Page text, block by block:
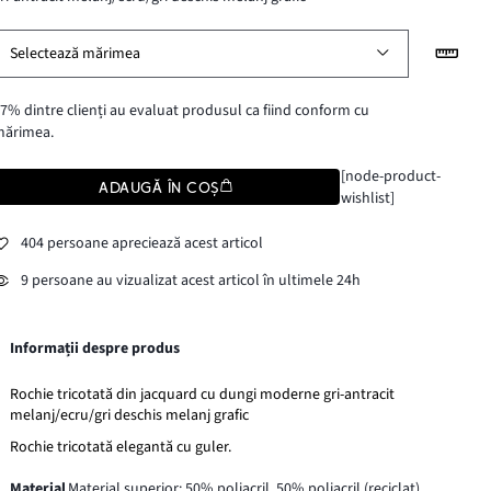
Selectează mărimea
dintre clienți au evaluat produsul ca fiind conform cu
ADAUGĂ ÎN COȘ
[node-product-
wishlist]
404 persoane apreciează acest articol
9 persoane au vizualizat acest articol în ultimele 24h
Informații despre produs
Rochie tricotată din jacquard cu dungi moderne gri-antracit
melanj/ecru/gri deschis melanj grafic
Rochie tricotată elegantă cu guler.